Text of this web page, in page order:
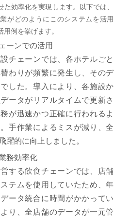
効率化を実現します。以下では、
がどのようにこのシステムを活用
例を挙げます。
ーンでの活用
チェーンでは、各ホテルごと
わりが頻繁に発生し、そのデ
した。導入により、各施設か
ータがリアルタイムで更新さ
が迅速かつ正確に行われるよ
手作業によるミスが減り、全
躍的に向上しました。
務効率化
する飲食チェーンでは、店舗
テムを使用していたため、年
ータ統合に時間がかかってい
り、全店舗のデータが一元管